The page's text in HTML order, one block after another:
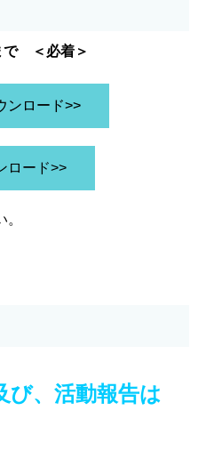
で ＜必着＞
ロード>>
ード>>
び、活動報告は